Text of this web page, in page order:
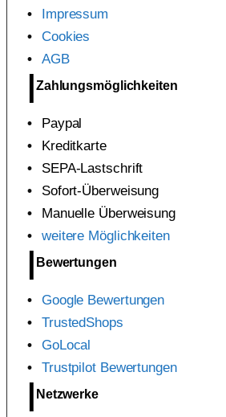
Impressum
Cookies
AGB
Zahlungsmöglichkeiten
Paypal
Kreditkarte
SEPA-Lastschrift
Sofort-Überweisung
Manuelle Überweisung
weitere Möglichkeiten
Bewertungen
Google Bewertungen
TrustedShops
GoLocal
Trustpilot Bewertungen
Netzwerke